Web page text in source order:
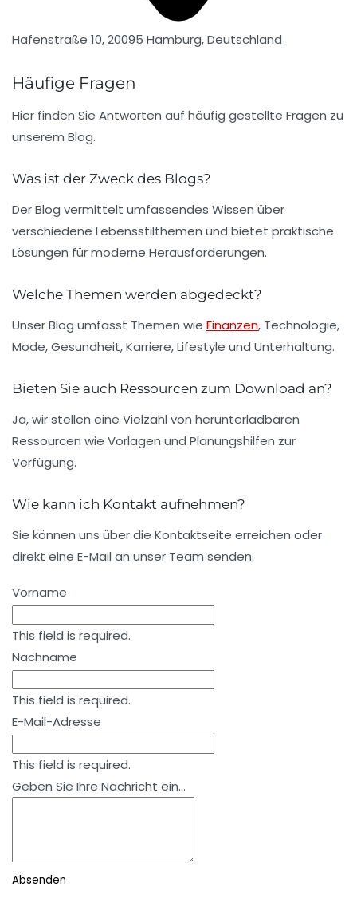
Hafenstraße 10, 20095 Hamburg, Deutschland
Häufige Fragen
Hier finden Sie Antworten auf häufig gestellte Fragen zu
unserem Blog.
Was ist der Zweck des Blogs?
Der Blog vermittelt umfassendes Wissen über
verschiedene Lebensstilthemen und bietet praktische
Lösungen für moderne Herausforderungen.
Welche Themen werden abgedeckt?
Unser Blog umfasst Themen wie Finanzen, Technologie,
Mode, Gesundheit, Karriere, Lifestyle und Unterhaltung.
Bieten Sie auch Ressourcen zum Download an?
Ja, wir stellen eine Vielzahl von herunterladbaren
Ressourcen wie Vorlagen und Planungshilfen zur
Verfügung.
Wie kann ich Kontakt aufnehmen?
Sie können uns über die Kontaktseite erreichen oder
direkt eine E-Mail an unser Team senden.
Vorname
This field is required.
Nachname
This field is required.
E-Mail-Adresse
This field is required.
Geben Sie Ihre Nachricht ein...
Absenden